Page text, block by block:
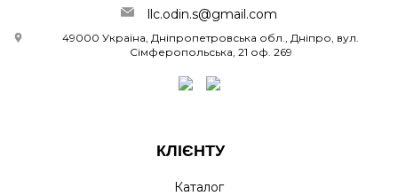
llc.odin.s@gmail.com
49000 Україна, Дніпропетровська обл., Дніпро, вул.
Сімферопольська, 21 оф. 269
КЛІЄНТУ
Каталог